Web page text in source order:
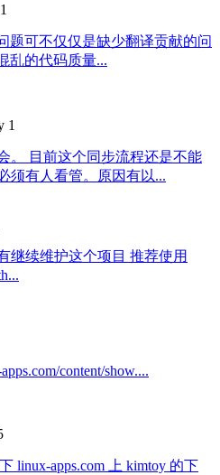
题可不仅仅是缺少翻译贡献的问
乱的代码质量...
1
。 目前这个同步流程还是不能
须有人看管。原因有以...
继续维护这个项目 推荐使用
content/show....
linux-apps.com 上 kimtoy 的下